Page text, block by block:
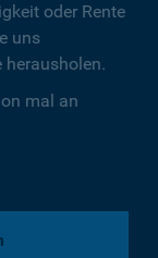
oder Rente
uns
herausholen.
mal an